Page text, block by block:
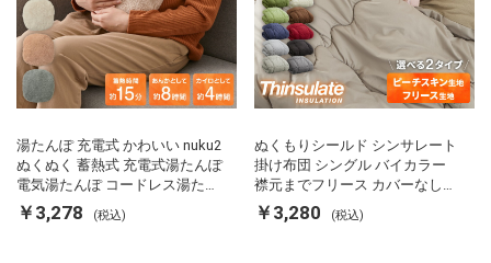
湯たんぽ 充電式 かわいい nuku2
ぬくぬく 蓄熱式 充電式湯たんぽ
電気湯たんぽ コードレス湯たん
ぽ エコ 節電 節約 省エネ 充電式
エコ電気あんか EWT-2143 スリ
￥3,278 (税込)
ぬくもりシールド シンサレート
掛け布団 シングル バイカラー
襟元までフリース カバーなしで
使える 軽い 丸洗い 断熱 保温 抗
菌防臭 洗える 防ダニ 軽量 ホコ
￥3,280 (税込)